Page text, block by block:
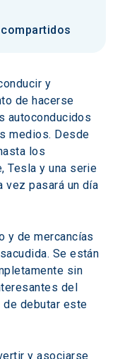
y
de hacerse
autoconducidos
medios. Desde
los
Tesla y una serie
vez pasará un día
y de mercancías
Se están
sin
del
de debutar este
y asociarse